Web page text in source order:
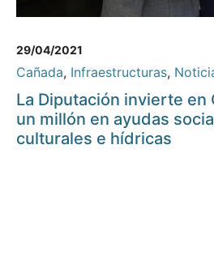
29/04/2021
Cañada, Infraestructuras,
La Diputación invierte en
un millón en ayudas
culturales e hídricas